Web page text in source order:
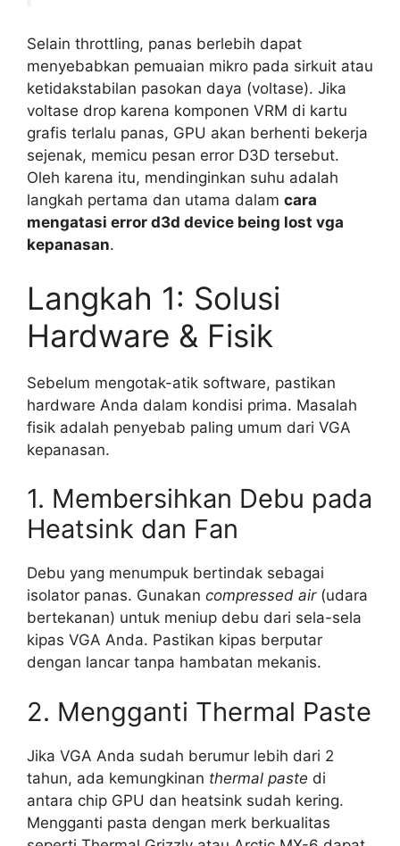
Selain throttling, panas berlebih dapat
menyebabkan pemuaian mikro pada sirkuit atau
ketidakstabilan pasokan daya (voltase). Jika
voltase drop karena komponen VRM di kartu
grafis terlalu panas, GPU akan berhenti bekerja
sejenak, memicu pesan error D3D tersebut.
Oleh karena itu, mendinginkan suhu adalah
langkah pertama dan utama dalam cara
mengatasi error d3d device being lost vga
kepanasan.
Langkah 1: Solusi
Hardware & Fisik
Sebelum mengotak-atik software, pastikan
hardware Anda dalam kondisi prima. Masalah
fisik adalah penyebab paling umum dari VGA
kepanasan.
1. Membersihkan Debu pada
Heatsink dan Fan
Debu yang menumpuk bertindak sebagai
isolator panas. Gunakan compressed air(udara
bertekanan) untuk meniup debu dari sela-sela
kipas VGA Anda. Pastikan kipas berputar
dengan lancar tanpa hambatan mekanis.
2. Mengganti Thermal Paste
Jika VGA Anda sudah berumur lebih dari 2
tahun, ada kemungkinan thermal paste di
antara chip GPU dan heatsink sudah kering.
Mengganti pasta dengan merk berkualitas